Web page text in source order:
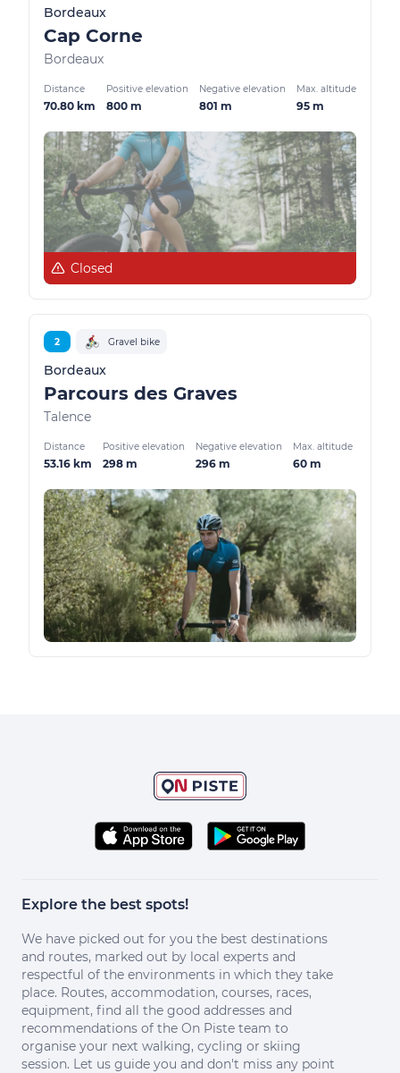
Bordeaux
Cap Corne
Bordeaux
Distance
70.80 km
Positive elevation
800 m
Negative elevation
801 m
Max. altitude
95 m
Closed
2 Gravel bike
Bordeaux
Parcours des Graves
Talence
Distance
53.16 km
Positive elevation
298 m
Negative elevation
296 m
Max. altitude
60 m
Explore the best spots!
We have picked out for you the best destinations
and routes, marked out by local experts and
respectful of the environments in which they take
place. Routes, accommodation, courses, races,
equipment, find all the good addresses and
recommendations of the On Piste team to
organise your next walking, cycling or skiing
session. Let us guide you and don't miss any point